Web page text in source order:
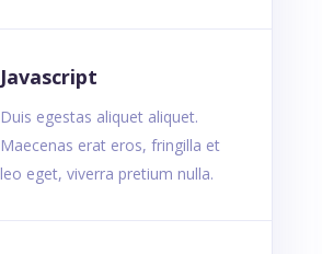
Javascript
Duis egestas aliquet aliquet.
Maecenas erat eros, fringilla et
leo eget, viverra pretium nulla.